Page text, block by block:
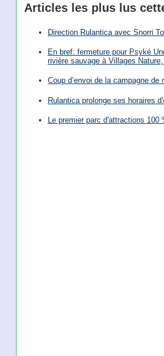
Articles les plus lus
Direction Rulantica avec Snorri
En bref: fermeture pour Psyké
rivière sauvage à Villages
Coup d’envoi de la campagne
Rulantica prolonge ses horaires
Le premier parc d'attractions